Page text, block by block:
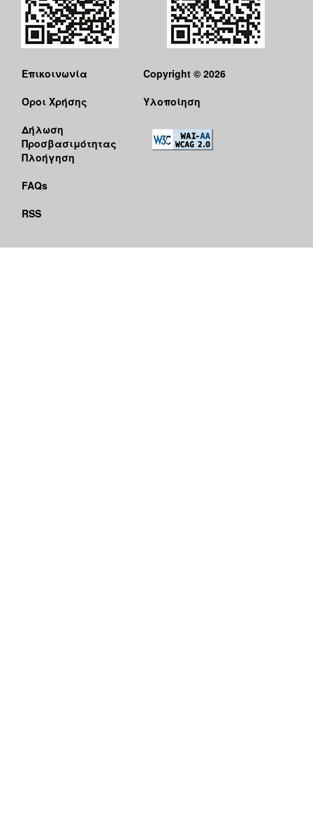
Επικοινωνία
Όροι Χρήσης
Δήλωση
Προσβασιμότητας
Πλοήγηση
FAQs
RSS
Copyright © 2026
Υλοποίηση